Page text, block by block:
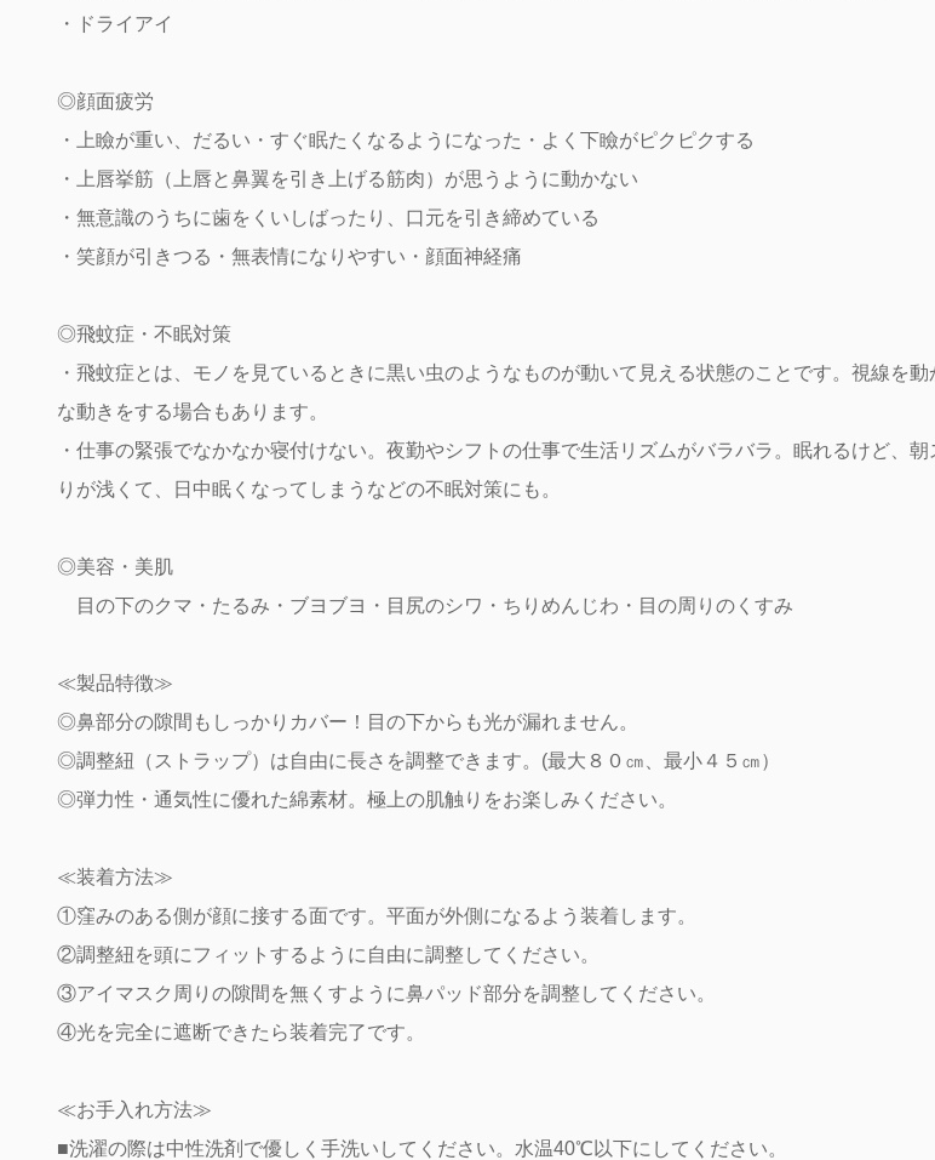
・ドライアイ
◎顔面疲労
・上瞼が重い、だるい・すぐ眠たくなるようになった・よく下瞼がピクピクする
・上唇挙筋（上唇と鼻翼を引き上げる筋肉）が思うように動かない
・無意識のうちに歯をくいしばったり、口元を引き締めている
・笑顔が引きつる・無表情になりやすい・顔面神経痛
◎飛蚊症・不眠対策
・飛蚊症とは、モノを見ているときに黒い虫のようなものが動いて見える状態のことです。視線を
な動きをする場合もあります。
・仕事の緊張でなかなか寝付けない。夜勤やシフトの仕事で生活リズムがバラバラ。眠れるけど、
りが浅くて、日中眠くなってしまうなどの不眠対策にも。
◎美容・美肌
目の下のクマ・たるみ・ブヨブヨ・目尻のシワ・ちりめんじわ・目の周りのくすみ
≪製品特徴≫
◎鼻部分の隙間もしっかりカバー！目の下からも光が漏れません。
◎調整紐（ストラップ）は自由に長さを調整できます。(最大８０㎝、最小４５㎝）
◎弾力性・通気性に優れた綿素材。極上の肌触りをお楽しみください。
≪装着方法≫
①窪みのある側が顔に接する面です。平面が外側になるよう装着します。
②調整紐を頭にフィットするように自由に調整してください。
③アイマスク周りの隙間を無くすように鼻パッド部分を調整してください。
④光を完全に遮断できたら装着完了です。
≪お手入れ方法≫
■洗濯の際は中性洗剤で優しく手洗いしてください。水温40℃以下にしてください。